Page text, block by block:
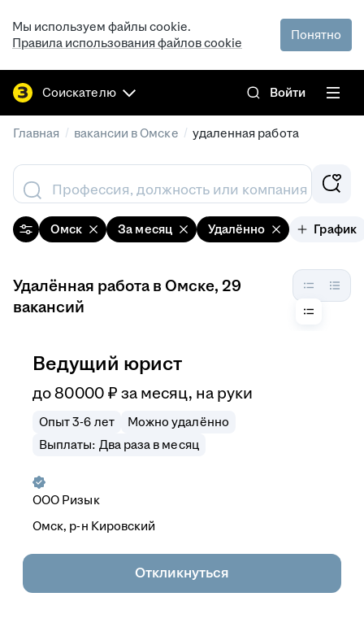
Мы используем файлы cookie.
Правила использования файлов cookie
Понятно
Соискателю Войти
Главная / вакансии в Омске / удаленная работа
Профессия, должность или компания
Омск За месяц Удалённо График
Удалённая работа в Омске, 29
вакансий
Ведущий юрист
до80 000 ₽ за месяц, на руки
Опыт 3-6 лет
Можно удалённо
Выплаты: Два раза в месяц
ООО Ризык
Омск, р-н Кировский
Откликнуться